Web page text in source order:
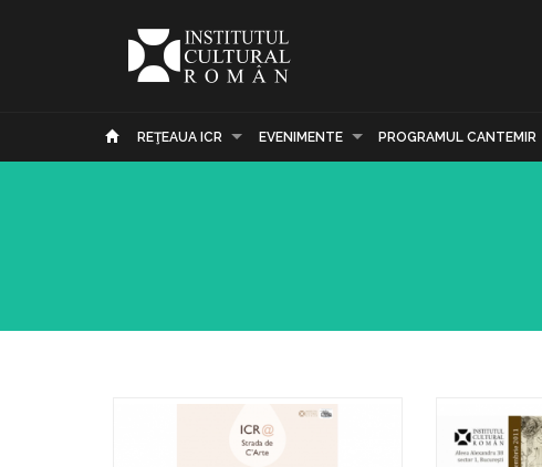
REŢEAUA ICR EVENIMENTE PROGRAMUL CANTEMIR